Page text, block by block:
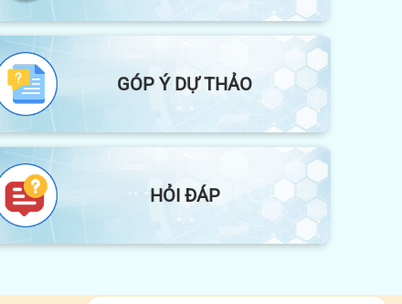
GÓP Ý DỰ THẢO
HỎI ĐÁP